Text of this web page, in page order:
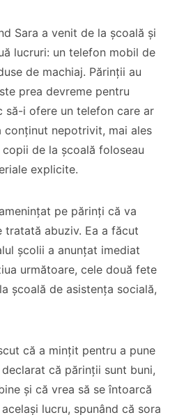
Sara a venit de la școală și
lucruri: un telefon mobil de
de machiaj. Părinții au
prea devreme pentru
să-i ofere un telefon care ar
conținut nepotrivit, mai ales
de la școală foloseau
explicite.
pe părinți că va
tratată abuziv. Ea a făcut
școlii a anunțat imediat
următoare, cele două fete
școală de asistența socială,
că a mințit pentru a pune
că părinții sunt buni,
și că vrea să se întoarcă
lucru, spunând că sora